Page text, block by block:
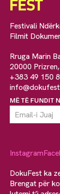
Festivali
Filmit
Rruga Marin
20000
+383 49 150
MË TË FUNDIT
Instagram
DokuFest ka
Brengat për